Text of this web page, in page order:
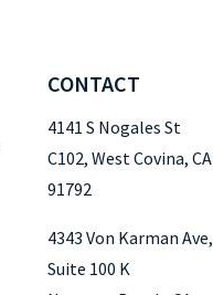
CONTACT
4141 S Nogales St
C102, West Covina, CA
91792
4343 Von Karman Ave,
Suite 100 K